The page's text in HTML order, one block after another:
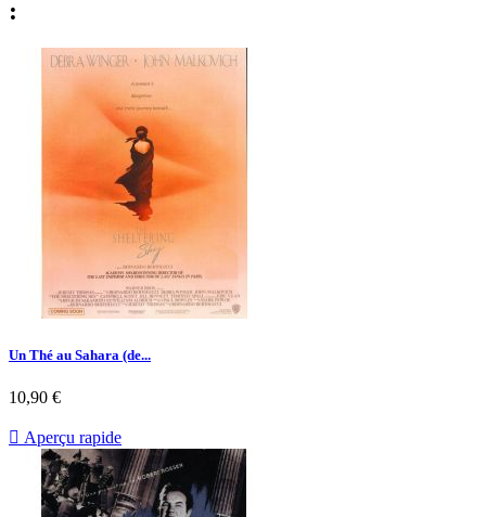
:
Un Thé au Sahara (de...
Prix
10,90 €
 Aperçu rapide